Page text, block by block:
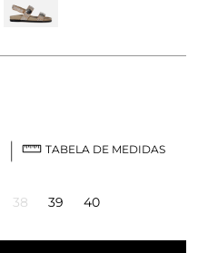
TABELA DE MEDIDAS
38 39 40